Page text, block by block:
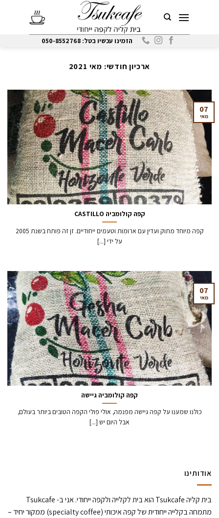
הזמינו עכשיו בטל: 050-8552768
ארכיון חודשי: מאי 2021
קפה קולומביה CASTILLO
קפה מיוחד מתוק ועדין עם ארומות וטעמים ייחודיים. זן זה פותח בשנת 2005
על ידי [...]
07
מאי
קפה קולומביה גיישה
כולנו שמענו על קפה גיישה מפנמה, אולי פולי הקפה הטובים ביותר בעולם,
אבל היום יש [...]
07
מאי
אודותינו
בית קליה Tsukcafe הוא בית לקלייה ולקפה ייחודי. אני ב- Tsukcafe
מתמחה בקלייה ייחודית של קפה איכותי (specialty coffee) ממקור יחיד –